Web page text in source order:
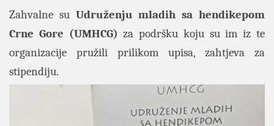
Zahvalne su Udruženju mladih sa hendikepom
Crne Gore (UMHCG) za podršku koju su im iz te
organizacije pružili prilikom upisa, zahtjeva za
stipendiju.